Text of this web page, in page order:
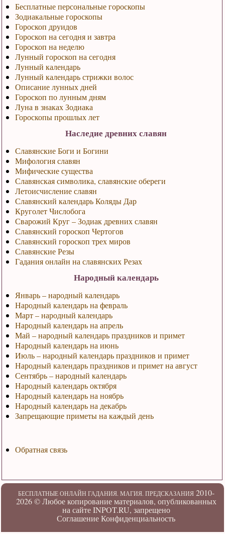
Бесплатные персональные гороскопы
Зодиакальные гороскопы
Гороскоп друидов
Гороскоп на сегодня и завтра
Гороскоп на неделю
Лунный гороскоп на сегодня
Лунный календарь
Лунный календарь стрижки волос
Описание лунных дней
Гороскоп по лунным дням
Луна в знаках Зодиака
Гороскопы прошлых лет
Наследие древних славян
Славянские Боги и Богини
Мифология славян
Мифические существа
Славянская символика, славянские обереги
Летоисчисление славян
Славянский календарь Коляды Дар
Круголет Числобога
Сварожий Круг – Зодиак древних славян
Славянский гороскоп Чертогов
Славянский гороскоп трех миров
Славянские Резы
Гадания онлайн на славянских Резах
Народный календарь
Январь – народный календарь
Народный календарь на февраль
Март – народный календарь
Народный календарь на апрель
Май – народный календарь праздников и примет
Народный календарь на июнь
Июль – народный календарь праздников и примет
Народный календарь праздников и примет на август
Сентябрь – народный календарь
Народный календарь октября
Народный календарь на ноябрь
Народный календарь на декабрь
Запрещающие приметы на каждый день
Обратная связь
БЕСПЛАТНЫЕ ОНЛАЙН ГАДАНИЯ. МАГИЯ. ПРЕДСКАЗАНИЯ2010-
2026 ©Любое копирование материалов, опубликованных
на сайте INPOT.RU, запрещено
Соглашение Конфиденциальность